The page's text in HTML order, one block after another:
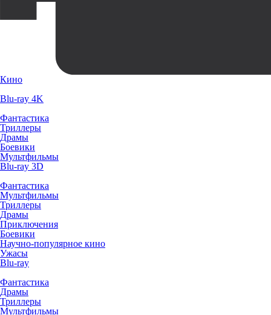
Кино
Blu-ray 4K
Фантастика
Триллеры
Драмы
Боевики
Мультфильмы
Blu-ray 3D
Фантастика
Мультфильмы
Триллеры
Драмы
Приключения
Боевики
Научно-популярное кино
Ужасы
Blu-ray
Фантастика
Драмы
Триллеры
Мультфильмы